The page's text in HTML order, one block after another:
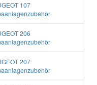
107
206
207